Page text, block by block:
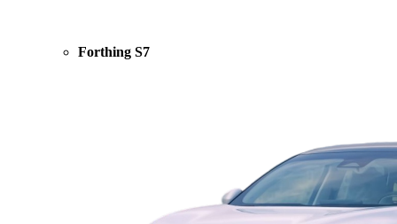
Forthing S7